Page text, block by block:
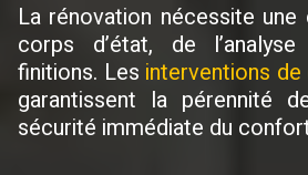
La rénovation nécessite
corps d’état, de
finitions. Les interventions de
garantissent la pérennité
sécurité immédiate du